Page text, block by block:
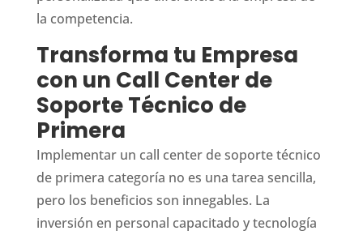
la competencia.
Transforma tu Empresa
con un Call Center de
Soporte Técnico de
Primera
Implementar un call center de soporte técnico
de primera categoría no es una tarea sencilla,
pero los beneficios son innegables. La
inversión en personal capacitado y tecnología